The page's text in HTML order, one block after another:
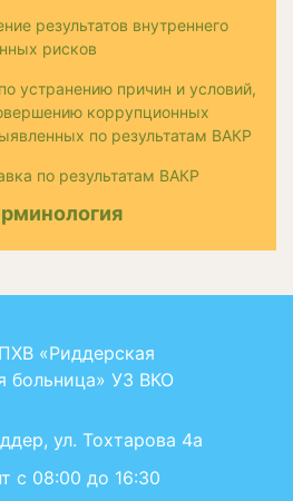
результатов внутреннего
рисков
устранению причин и условий,
коррупционных
по результатам ВАКР
по результатам ВАКР
«Риддерская
больница» УЗ ВКО
ул. Тохтарова 4а
с 08:00 до 16:30